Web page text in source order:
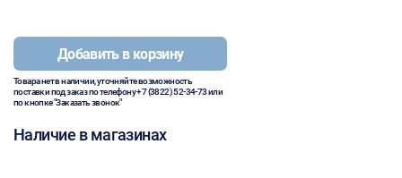
Добавить в корзину
Товара нет в наличии, уточняйте возможность
поставки под заказ по телефону+7 (3822) 52-34-73или
по кнопке "Заказать звонок"
Наличие в магазинах